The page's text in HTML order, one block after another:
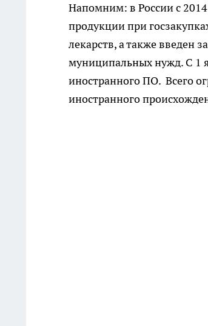
Напомним: в России с
продукции при
лекарств, а также введен
муниципальных нужд. С 1
иностранного ПО. Всего
иностранного